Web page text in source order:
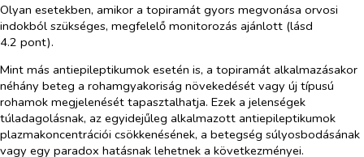
Olyan esetekben, amikor a topiramát gyors megvonása orvosi
indokból szükséges, megfelelő monitorozás ajánlott (lásd
4.2 pont).
Mint más antiepileptikumok esetén is, a topiramát alkalmazásakor
néhány beteg a rohamgyakoriság növekedését vagy új típusú
rohamok megjelenését tapasztalhatja. Ezek a jelenségek
túladagolásnak, az egyidejűleg alkalmazott antiepileptikumok
plazmakoncentrációi csökkenésének, a betegség súlyosbodásának
vagy egy paradox hatásnak lehetnek a következményei.